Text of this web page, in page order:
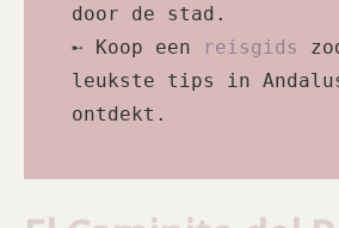
door de stad.
➸ Koop een
reisgids
leukste tips in
ontdekt.